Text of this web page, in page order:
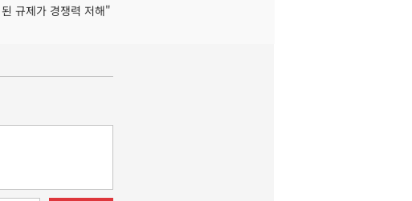
된 규제가 경쟁력 저해"